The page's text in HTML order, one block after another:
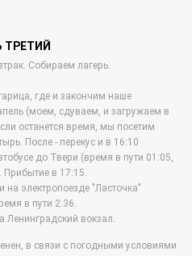
ТРЕТИЙ
Собираем лагерь.
где и закончим наше
(моем, сдуваем, и загружаем в
останется время, мы посетим
После - перекус и в 16:10
до Твери (время в пути 01:05,
Прибытие в 17:15.
на электропоезде "Ласточка"
в пути 2:36.
Ленинградский вокзал.
в связи с погодными условиями